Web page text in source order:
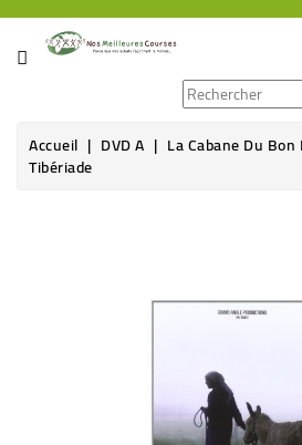
CATÉGORIE
ÉPICERIE
Accueil DVD A La Cabane Du
Tibériade